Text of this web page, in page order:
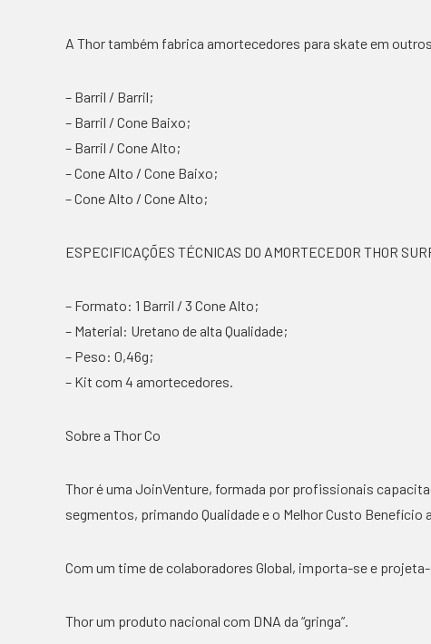
A Thor também fabrica amortecedores para skate em
– Barril / Barril;
– Barril / Cone Baixo;
– Barril / Cone Alto;
– Cone Alto / Cone Baixo;
– Cone Alto / Cone Alto;
ESPECIFICAÇÕES TÉCNICAS DO AMORTECEDOR THOR
– Formato: 1 Barril / 3 Cone Alto;
– Material: Uretano de alta Qualidade;
– Peso: 0,46g;
– Kit com 4 amortecedores.
Sobre a Thor Co
Thor é uma JoinVenture, formada por profissionais
segmentos, primando Qualidade e o Melhor Custo Benefício
Com um time de colaboradores Global, importa-se e
Thor um produto nacional com DNA da “gringa”.